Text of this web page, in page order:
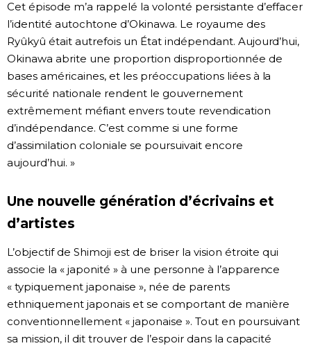
Cet épisode m’a rappelé la volonté persistante d’effacer
l’identité autochtone d’Okinawa. Le royaume des
Ryûkyû était autrefois un État indépendant. Aujourd’hui,
Okinawa abrite une proportion disproportionnée de
bases américaines, et les préoccupations liées à la
sécurité nationale rendent le gouvernement
extrêmement méfiant envers toute revendication
d’indépendance. C’est comme si une forme
d’assimilation coloniale se poursuivait encore
aujourd’hui. »
Une nouvelle génération d’écrivains et
d’artistes
L’objectif de Shimoji est de briser la vision étroite qui
associe la « japonité » à une personne à l’apparence
« typiquement japonaise », née de parents
ethniquement japonais et se comportant de manière
conventionnellement « japonaise ». Tout en poursuivant
sa mission, il dit trouver de l’espoir dans la capacité